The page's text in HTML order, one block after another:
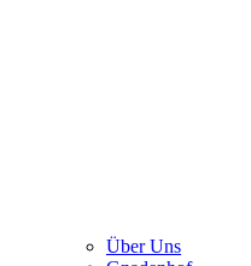
Über Uns